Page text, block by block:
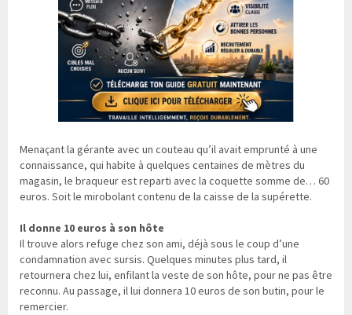
Menaçant la gérante avec un couteau qu’il avait emprunté à une
connaissance, qui habite à quelques centaines de mètres du
magasin, le braqueur est reparti avec la coquette somme de… 60
euros. Soit le mirobolant contenu de la caisse de la supérette.
Il donne 10 euros à son hôte
Il trouve alors refuge chez son ami, déjà sous le coup d’une
condamnation avec sursis. Quelques minutes plus tard, il
retournera chez lui, enfilant la veste de son hôte, pour ne pas être
reconnu. Au passage, il lui donnera 10 euros de son butin, pour le
remercier.